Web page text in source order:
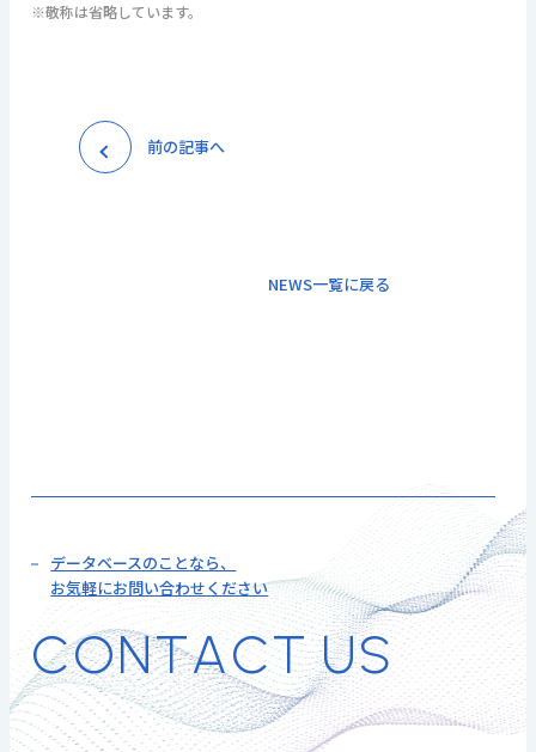
※敬称は省略しています。
前の記事へ
NEWS一覧に戻る
データベースのことなら、
お気軽にお問い合わせください
CONTACTUS